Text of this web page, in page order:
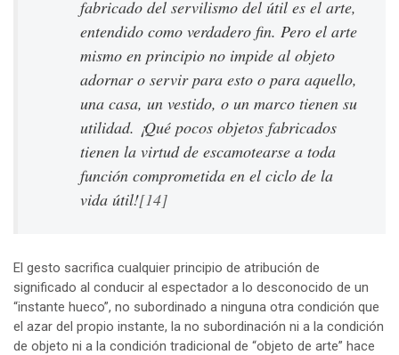
fabricado del servilismo del útil es el arte,
entendido como verdadero fin. Pero el arte
mismo en principio no impide al objeto
adornar o servir para esto o para aquello,
una casa, un vestido, o un marco tienen su
utilidad. ¡Qué pocos objetos fabricados
tienen la virtud de escamotearse a toda
función comprometida en el ciclo de la
vida útil![14]
El gesto sacrifica cualquier principio de atribución de
significado al conducir al espectador a lo desconocido de un
“instante hueco”, no subordinado a ninguna otra condición que
el azar del propio instante, la no subordinación ni a la condición
de objeto ni a la condición tradicional de “objeto de arte” hace